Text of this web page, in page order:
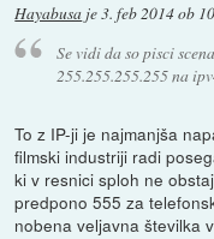
Hayabusa je3. feb 2014 ob
Se vidi da so pisci
255.255.255.255 na
To z IP-ji je najmanjša
filmski industriji radi
ki v resnici sploh ne
predpono 555 za
nobena veljavna številka